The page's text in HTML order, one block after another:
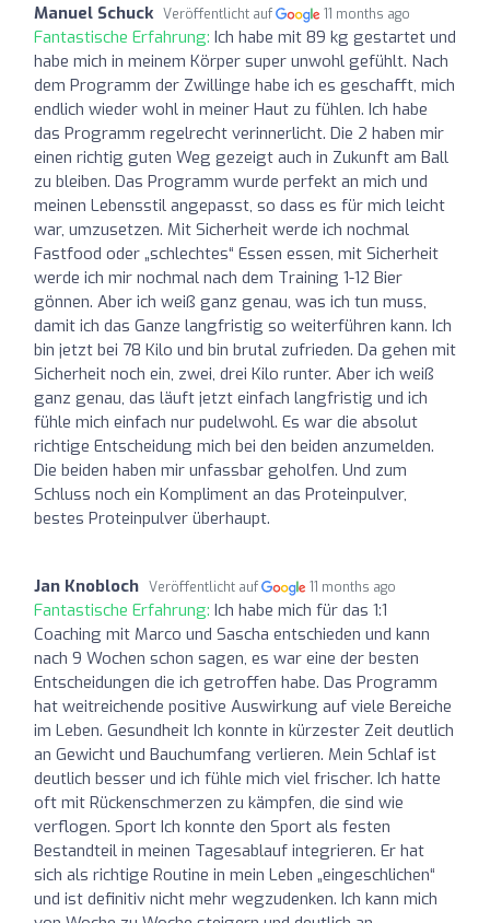
Manuel Schuck Veröffentlicht auf 11 months ago
Fantastische Erfahrung: Ich habe mit 89 kg gestartet und
habe mich in meinem Körper super unwohl gefühlt. Nach
dem Programm der Zwillinge habe ich es geschafft, mich
endlich wieder wohl in meiner Haut zu fühlen. Ich habe
das Programm regelrecht verinnerlicht. Die 2 haben mir
einen richtig guten Weg gezeigt auch in Zukunft am Ball
zu bleiben. Das Programm wurde perfekt an mich und
meinen Lebensstil angepasst, so dass es für mich leicht
war, umzusetzen. Mit Sicherheit werde ich nochmal
Fastfood oder „schlechtes“ Essen essen, mit Sicherheit
werde ich mir nochmal nach dem Training 1-12 Bier
gönnen. Aber ich weiß ganz genau, was ich tun muss,
damit ich das Ganze langfristig so weiterführen kann. Ich
bin jetzt bei 78 Kilo und bin brutal zufrieden. Da gehen mit
Sicherheit noch ein, zwei, drei Kilo runter. Aber ich weiß
ganz genau, das läuft jetzt einfach langfristig und ich
fühle mich einfach nur pudelwohl. Es war die absolut
richtige Entscheidung mich bei den beiden anzumelden.
Die beiden haben mir unfassbar geholfen. Und zum
Schluss noch ein Kompliment an das Proteinpulver,
bestes Proteinpulver überhaupt.
Jan Knobloch Veröffentlicht auf 11 months ago
Fantastische Erfahrung: Ich habe mich für das 1:1
Coaching mit Marco und Sascha entschieden und kann
nach 9 Wochen schon sagen, es war eine der besten
Entscheidungen die ich getroffen habe. Das Programm
hat weitreichende positive Auswirkung auf viele Bereiche
im Leben. Gesundheit Ich konnte in kürzester Zeit deutlich
an Gewicht und Bauchumfang verlieren. Mein Schlaf ist
deutlich besser und ich fühle mich viel frischer. Ich hatte
oft mit Rückenschmerzen zu kämpfen, die sind wie
verflogen. Sport Ich konnte den Sport als festen
Bestandteil in meinen Tagesablauf integrieren. Er hat
sich als richtige Routine in mein Leben „eingeschlichen“
und ist definitiv nicht mehr wegzudenken. Ich kann mich